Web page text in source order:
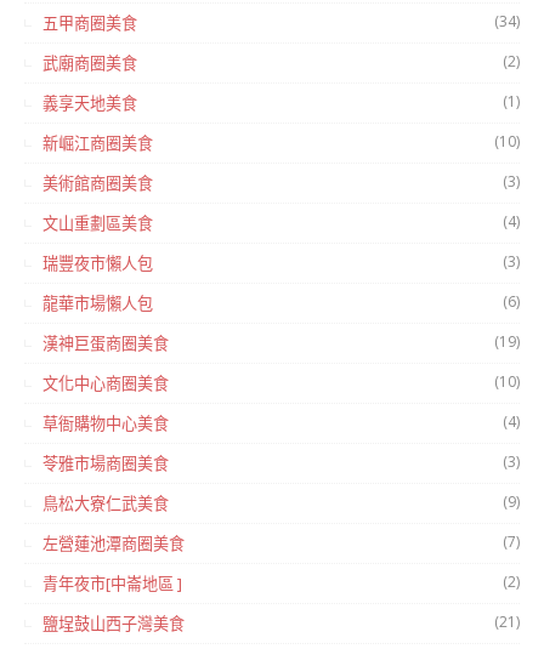
五甲商圈美食 (34)
武廟商圈美食 (2)
義享天地美食 (1)
新崛江商圈美食 (10)
美術館商圈美食 (3)
文山重劃區美食 (4)
瑞豐夜市懶人包 (3)
龍華市場懶人包 (6)
漢神巨蛋商圈美食 (19)
文化中心商圈美食 (10)
草衙購物中心美食 (4)
苓雅市場商圈美食 (3)
鳥松大寮仁武美食 (9)
左營蓮池潭商圈美食 (7)
青年夜市[中崙地區 ] (2)
鹽埕鼓山西子灣美食 (21)